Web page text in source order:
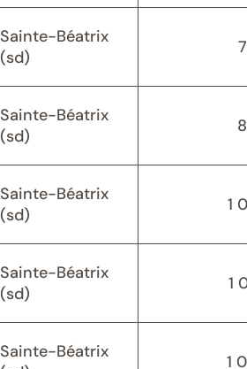
Sainte-Béatrix
(sd)
Sainte-Béatrix
(sd)
Sainte-Béatrix
(sd)
1
Sainte-Béatrix
(sd)
1
Sainte-Béatrix
1